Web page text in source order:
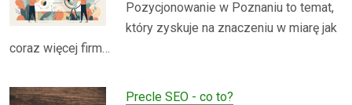
Pozycjonowanie w Poznaniu to temat,
który zyskuje na znaczeniu w miarę jak
coraz więcej firm…
Precle SEO - co to?